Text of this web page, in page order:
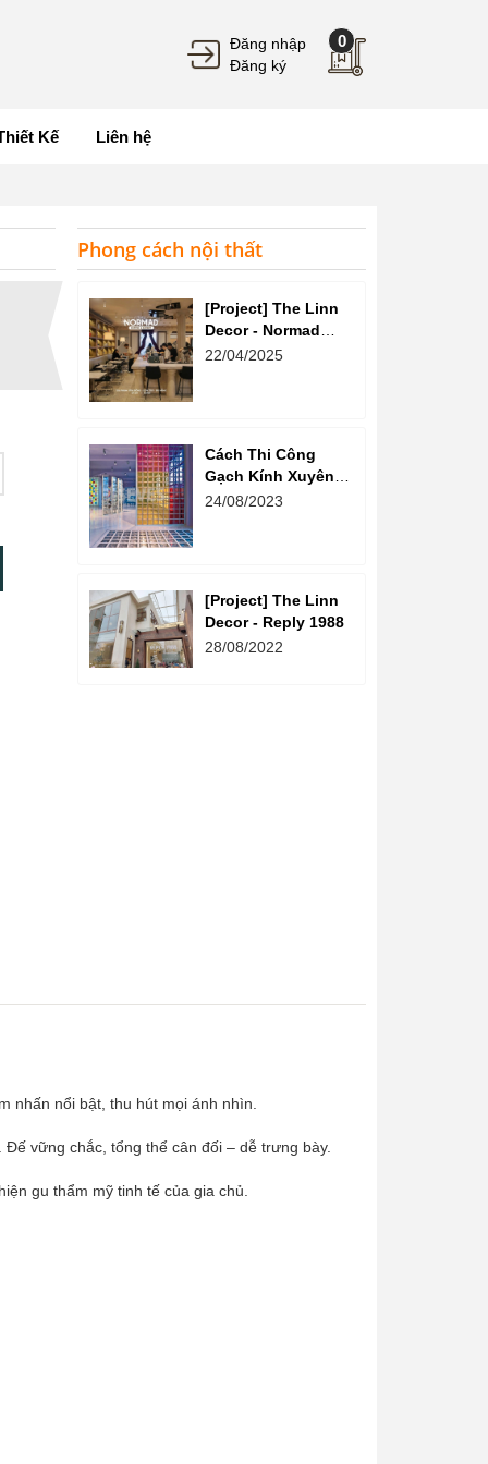
Đăng nhập
Đăng ký
0
Kế Liên hệ
Phong cách nội thất
[Project] The Linn
Decor - Normad
Coffee
22/04/2025
Cách Thi Công
Gạch Kính Xuyên
Sáng - The Linn
24/08/2023
[Project] The Linn
Decor - Reply 1988
28/08/2022
nhấn nổi bật, thu hút mọi ánh nhìn.
Đế vững chắc, tổng thể cân đối – dễ trưng bày.
gu thẩm mỹ tinh tế của gia chủ.